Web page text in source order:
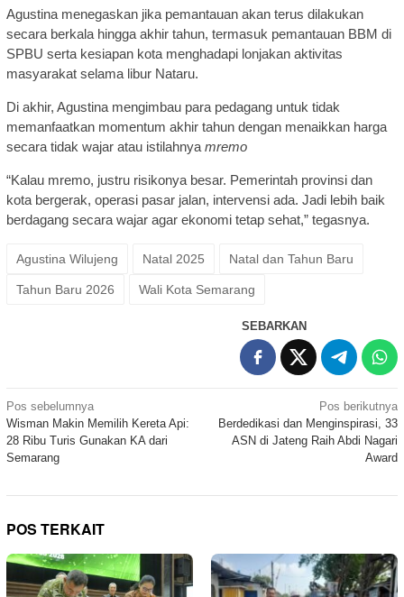
Agustina menegaskan jika pemantauan akan terus dilakukan
secara berkala hingga akhir tahun, termasuk pemantauan BBM di
SPBU serta kesiapan kota menghadapi lonjakan aktivitas
masyarakat selama libur Nataru.
Di akhir, Agustina mengimbau para pedagang untuk tidak
memanfaatkan momentum akhir tahun dengan menaikkan harga
secara tidak wajar atau istilahnya mremo
“Kalau mremo, justru risikonya besar. Pemerintah provinsi dan
kota bergerak, operasi pasar jalan, intervensi ada. Jadi lebih baik
berdagang secara wajar agar ekonomi tetap sehat,” tegasnya.
Agustina Wilujeng Natal 2025 Natal dan Tahun Baru
Tahun Baru 2026 Wali Kota Semarang
SEBARKAN
Navigasi
pos
Pos sebelumnya
Wisman Makin Memilih Kereta Api:
28 Ribu Turis Gunakan KA dari
Semarang
Pos berikutnya
Berdedikasi dan Menginspirasi, 33
ASN di Jateng Raih Abdi Nagari
Award
POS TERKAIT